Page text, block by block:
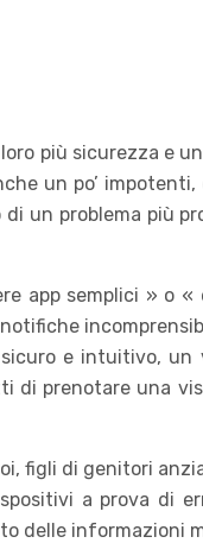
più sicurezza e
un po’
un problema più
app semplici » o
e intuitivo,
prenotare una
figli di genitori
a prova di
informazioni